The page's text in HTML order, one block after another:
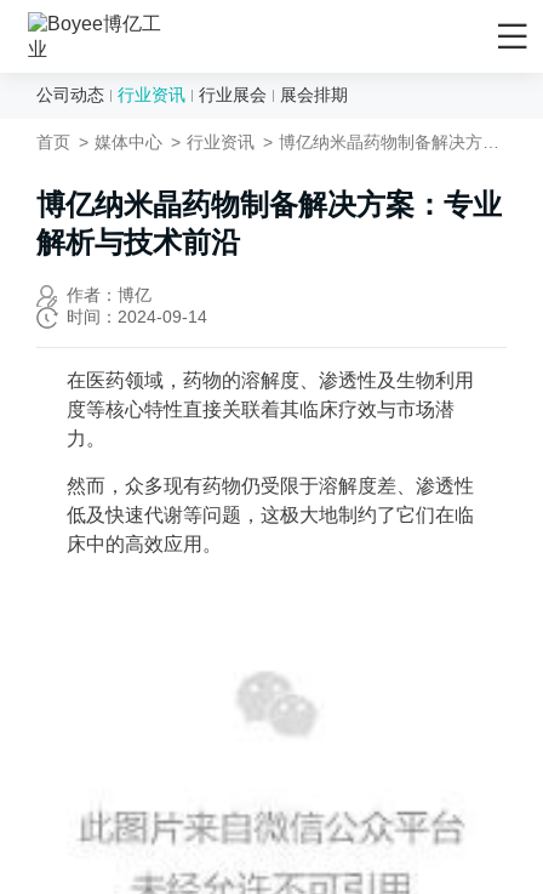
首页
产品/解决方案
应用领域
先进材料
矿物&矿产
陶瓷
化妆品
农药
食品行业
新能源负极材料
新能源正极材料
涂料
纳米油墨
服务支持
售后服务
售前服务
EPC工程服务
资料下载
研发与制造
技术文章
媒体中心
行业资讯
行业展会
关于Boyee
公司介绍
联系我们
公司动态 行业资讯 行业展会 展会排期
首页 媒体中心 行业资讯
博亿纳米晶药物制备解决方案：专业
解析与技术前沿
作者：博亿
时间：2024-09-14
在医药领域，药物的溶解度、渗透性及生物利用
度等核心特性直接关联着其临床疗效与市场潜
力。
然而，众多现有药物仍受限于溶解度差、渗透性
低及快速代谢等问题，这极大地制约了它们在临
床中的高效应用。